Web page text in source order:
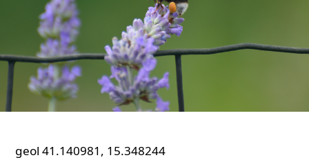
geol 41.140981, 15.348244